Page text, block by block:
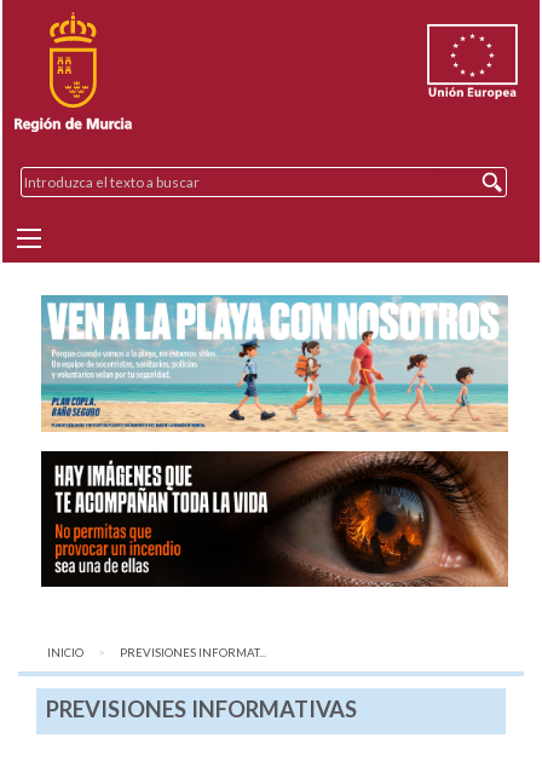
INICIO AQUÍ:
PREVISIONES INFORMAT...
PREVISIONES INFORMATIVAS